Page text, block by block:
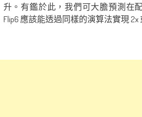
升。有鑑於此，我們可大膽預測在
Flip6 應該能透過同樣的演算法實現 2x